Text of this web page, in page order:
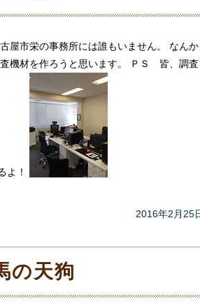
屋市栄の事務所には誰もいません。 なんか
機材を作ろうと思います。 ＰＳ 皆、調査
よ！
2016年2月25
の天狗